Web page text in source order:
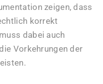
zeigen, dass
korrekt
dabei auch
Vorkehrungen der